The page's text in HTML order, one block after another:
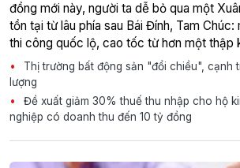
đồng mới này, người ta dễ bỏ qua một
tồn tại từ lâu phía sau Bái Đính, Tam Chúc:
thi công quốc lộ, cao tốc từ hơn một thập
Thị trường bất động sản "đổi chiều", cạnh
lượng
Đề xuất giảm 30% thuế thu nhập cho hộ
nghiệp có doanh thu đến 10 tỷ đồng